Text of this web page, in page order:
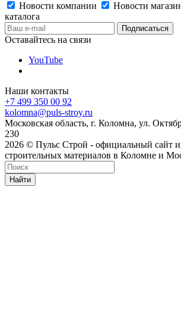
Новости компании
Новости
каталога
Оставайтесь на связи
YouTube
Наши контакты
+7 499 350 00 92
kolomna@puls-stroy.ru
Московская область, г. Коломна, ул.
230
2026 © Пульс Строй - официальный сайт
строительных материалов в Коломне и
Найти